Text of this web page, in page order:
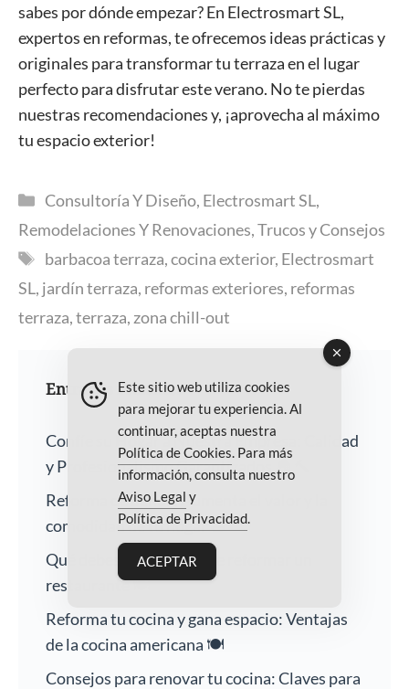
sabes por dónde empezar? En Electrosmart SL,
expertos en reformas, te ofrecemos ideas prácticas y
originales para transformar tu terraza en el lugar
perfecto para disfrutar este verano. No te pierdas
nuestras recomendaciones y, ¡aprovecha al máximo
tu espacio exterior!
Categorías
Consultoría Y Diseño, Electrosmart SL,
Remodelaciones Y Renovaciones,Trucos y Consejos
Etiquetas
barbacoa terraza,cocina exterior, Electrosmart
SL, jardín terraza, reformas exteriores, reformas
terraza,terraza, zona chill-out
Entradas recientes
Confíe su Hogar a Nuestra Empresa: Calidad
y Profesionalismo Garantizados 🏠🔨
Reforma de baños: Aumenta el valor y la
comodidad de tu hogar 🛁
Qué debes saber antes de reformar un
restaurante 🍽️
Reforma tu cocina y gana espacio: Ventajas
de la cocina americana 🍽️
Consejos para renovar tu cocina: Claves para
Este sitio web utiliza cookies
para mejorar tu experiencia. Al
continuar, aceptas nuestra
Política de Cookies. Para más
información, consulta nuestro
Aviso Legal y
Política de Privacidad.
ACEPTAR